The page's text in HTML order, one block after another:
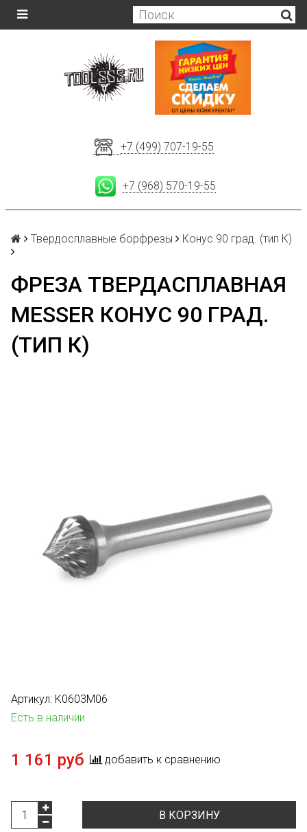
+7 (499) 707-19-55
+7 (968) 570-19-55
Твердосплавные борфрезы Конус 90 град. (тип К)
ФРЕЗА ТВЕРДАСПЛАВНАЯ
MESSER КОНУС 90 ГРАД.
(ТИП К)
Артикул: K0603M06
Есть в наличии
1 161 руб добавить к сравнению
В КОРЗИНУ